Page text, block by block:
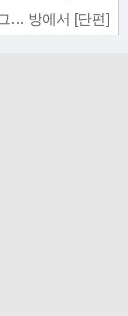
… 방에서 [단편]